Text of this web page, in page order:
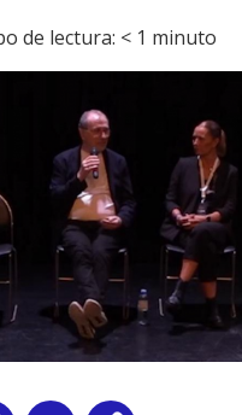
de lectura: < 1 minuto